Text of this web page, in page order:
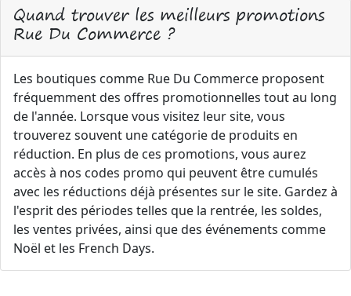
Quand trouver les meilleurs promotions
Rue Du Commerce ?
Les boutiques comme Rue Du Commerce proposent
fréquemment des offres promotionnelles tout au long
de l'année. Lorsque vous visitez leur site, vous
trouverez souvent une catégorie de produits en
réduction. En plus de ces promotions, vous aurez
accès à nos codes promo qui peuvent être cumulés
avec les réductions déjà présentes sur le site. Gardez à
l'esprit des périodes telles que la rentrée, les soldes,
les ventes privées, ainsi que des événements comme
Noël et les French Days.